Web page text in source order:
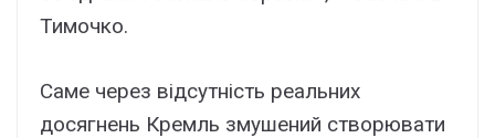
Тимочко.
Саме через відсутність реальних
досягнень Кремль змушений створювати